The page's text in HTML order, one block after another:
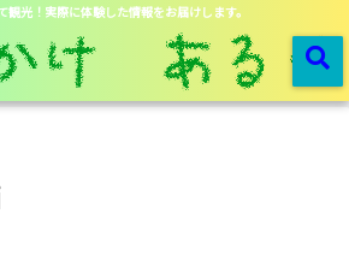
観光！実際に体験した情報をお届けします。